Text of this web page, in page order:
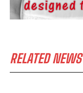
RELATED NEWS